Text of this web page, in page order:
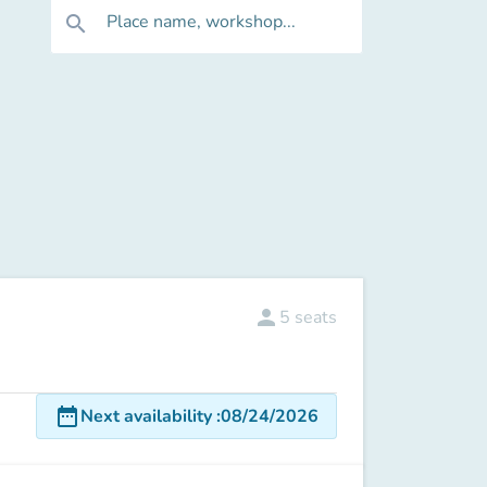
search Place name, workshop...
person 5 seats
date_rangeNext availability:08/24/2026